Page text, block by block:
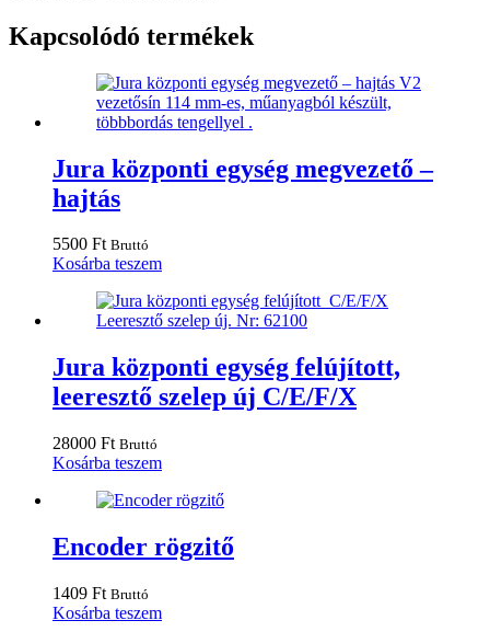
Kapcsolódó termékek
Jura központi egység megvezető –
hajtás
5500 Ft Bruttó
Kosárba teszem
Jura központi egység felújított,
leeresztő szelep új C/E/F/X
28000 Ft Bruttó
Kosárba teszem
Encoder rögzitő
1409 Ft Bruttó
Kosárba teszem